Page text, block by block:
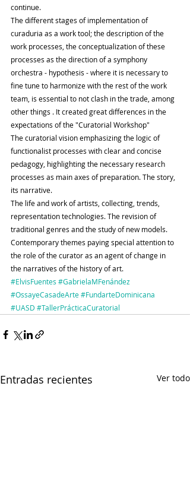
continue.
The different stages of implementation of
curaduria as a work tool; the description of the
work processes, the conceptualization of these
processes as the direction of a symphony
orchestra - hypothesis - where it is necessary to
fine tune to harmonize with the rest of the work
team, is essential to not clash in the trade, among
other things . It created great differences in the
expectations of the "Curatorial Workshop"
The curatorial vision emphasizing the logic of
functionalist processes with clear and concise
pedagogy, highlighting the necessary research
processes as main axes of preparation. The story,
its narrative.
The life and work of artists, collecting, trends,
representation technologies. The revision of
traditional genres and the study of new models.
Contemporary themes paying special attention to
the role of the curator as an agent of change in
the narratives of the history of art.
#ElvisFuentes #GabrielaMFenández
#OssayeCasadeArte#FundarteDominicana
#UASD #TallerPrácticaCuratorial
Entradas recientes Ver todo